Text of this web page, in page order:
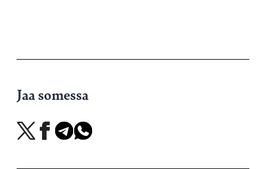
Jaa somessa
Jaa
X-
Jaa
Facebookissa
Jaa
Telegramissa
Jaa
WhatsAppissa